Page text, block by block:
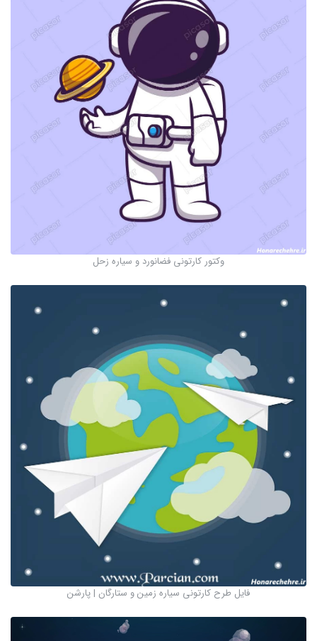
وکتور کارتونی فضانورد و سیاره زحل
فایل طرح کارتونی سیاره زمین و ستارگان | پارشن